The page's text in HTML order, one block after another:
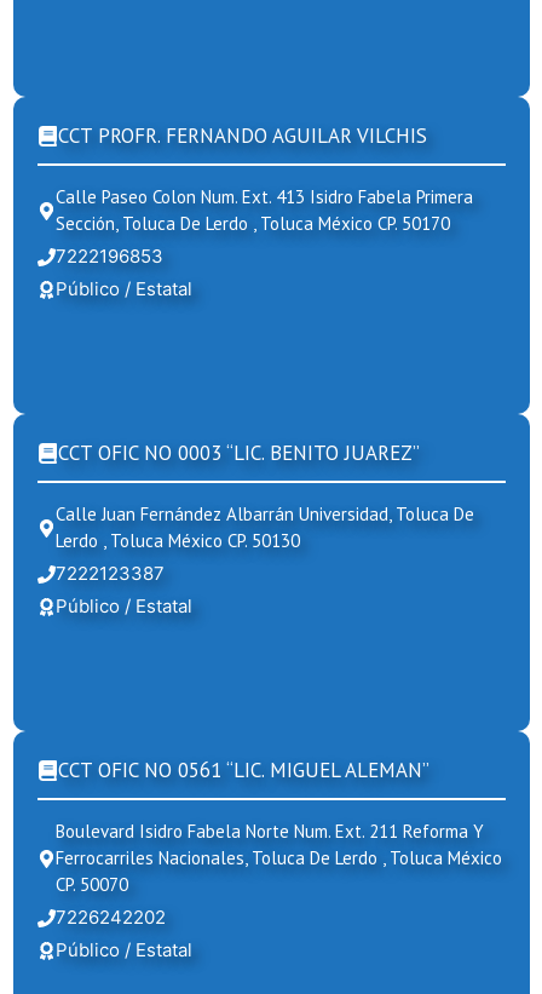
CCT PROFR. FERNANDO AGUILAR VILCHIS
Calle Paseo Colon Num. Ext. 413 Isidro Fabela Primera
Sección, Toluca De Lerdo , Toluca México CP. 50170
7222196853
Público / Estatal
CCT OFIC NO 0003 “LIC. BENITO JUAREZ”
Calle Juan Fernández Albarrán Universidad, Toluca De
Lerdo , Toluca México CP. 50130
7222123387
Público / Estatal
CCT OFIC NO 0561 “LIC. MIGUEL ALEMAN”
Boulevard Isidro Fabela Norte Num. Ext. 211 Reforma Y
Ferrocarriles Nacionales, Toluca De Lerdo , Toluca México
CP. 50070
7226242202
Público / Estatal